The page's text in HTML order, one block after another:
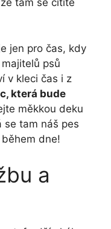
tam se cítíte
jen pro čas, kdy
psů
v kleci čas i z
která bude
měkkou deku
se tam náš pes
dne!
a